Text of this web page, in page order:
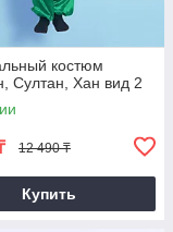
костюм
Султан, Хан вид 2
12 490 ₸
Купить